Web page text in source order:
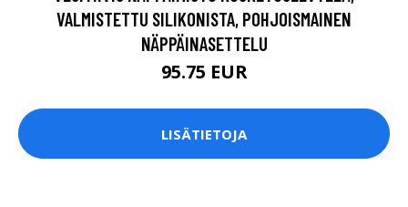
VALMISTETTU SILIKONISTA, POHJOISMAINEN
NÄPPÄINASETTELU
95.75 EUR
LISÄTIETOJA